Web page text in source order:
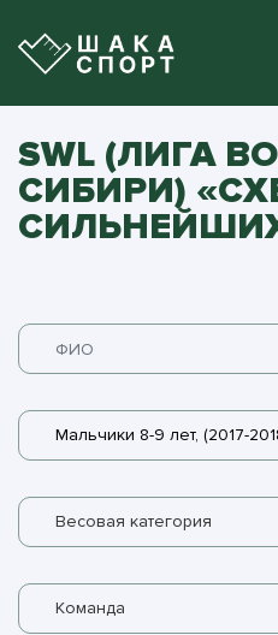
SWL (ЛИГА
СИБИРИ)
Мальчики 8-9 лет, (2017-
Весовая категория
Команда